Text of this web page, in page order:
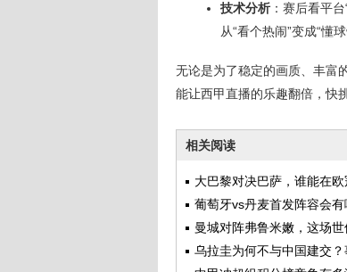
技术分析 ：赛后看平
从“看个热闹”变成“懂球
无论是为了稳定的画质、丰富
能让西甲直播的乐趣翻倍，快
相关阅读
大巴黎对决巴萨，谁能在
后？
葡萄牙vs丹麦首发阵容会有
曼城对阵弗鲁米嫩，这场
些看点？
乌拉圭为何不与中国建交